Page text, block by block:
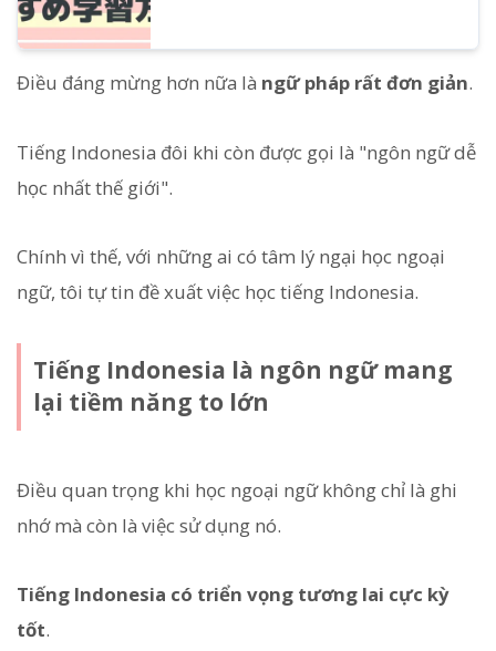
Điều đáng mừng hơn nữa là ngữ pháp rất đơn giản.
Tiếng Indonesia đôi khi còn được gọi là "ngôn ngữ dễ
học nhất thế giới".
Chính vì thế, với những ai có tâm lý ngại học ngoại
ngữ, tôi tự tin đề xuất việc học tiếng Indonesia.
Tiếng Indonesia là ngôn ngữ mang
lại tiềm năng to lớn
Điều quan trọng khi học ngoại ngữ không chỉ là ghi
nhớ mà còn là việc sử dụng nó.
Tiếng Indonesia có triển vọng tương lai cực kỳ
tốt.